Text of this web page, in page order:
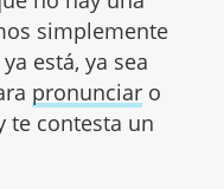
simplemente
está, ya sea
pronunciaro
te contesta un